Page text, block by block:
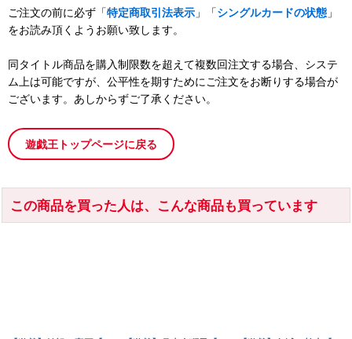
ご注文の前に必ず「特定商取引法表示 」「シングルカードの状態 」
をお読み頂くようお願い致します。
同タイトル商品を購入制限数を超えて複数回注文する場合、システ
ム上は可能ですが、公平性を期すためにご注文をお断りする場合が
ございます。あしからずご了承ください。
遊戯王トップページに戻る
この商品を買った人は、こんな商品も買っています